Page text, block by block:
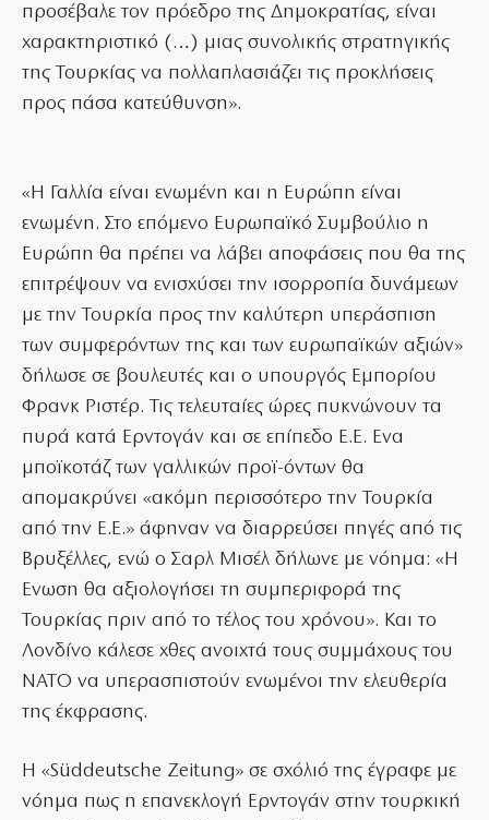
προσέβαλε τον πρόεδρο της Δημοκρατίας, είναι
χαρακτηριστικό (…) μιας συνολικής στρατηγικής
της Τουρκίας να πολλαπλασιάζει τις προκλήσεις
προς πάσα κατεύθυνση».
«Η Γαλλία είναι ενωμένη και η Ευρώπη είναι
ενωμένη. Στο επόμενο Ευρωπαϊκό Συμβούλιο η
Ευρώπη θα πρέπει να λάβει αποφάσεις που θα της
επιτρέψουν να ενισχύσει την ισορροπία δυνάμεων
με την Τουρκία προς την καλύτερη υπεράσπιση
των συμφερόντων της και των ευρωπαϊκών αξιών»
δήλωσε σε βουλευτές και ο υπουργός Εμπορίου
Φρανκ Ριστέρ. Τις τελευταίες ώρες πυκνώνουν τα
πυρά κατά Ερντογάν και σε επίπεδο Ε.Ε. Ενα
μποϊκοτάζ των γαλλικών προϊ-όντων θα
απομακρύνει «ακόμη περισσότερο την Τουρκία
από την Ε.Ε.» άφηναν να διαρρεύσει πηγές από τις
Βρυξέλλες, ενώ ο Σαρλ Μισέλ δήλωνε με νόημα: «Η
Ενωση θα αξιολογήσει τη συμπεριφορά της
Τουρκίας πριν από το τέλος του χρόνου». Και το
Λονδίνο κάλεσε χθες ανοιχτά τους συμμάχους του
ΝΑΤΟ να υπερασπιστούν ενωμένοι την ελευθερία
της έκφρασης.
Η «Süddeutsche Zeitung» σε σχόλιό της έγραφε με
νόημα πως η επανεκλογή Ερντογάν στην τουρκική